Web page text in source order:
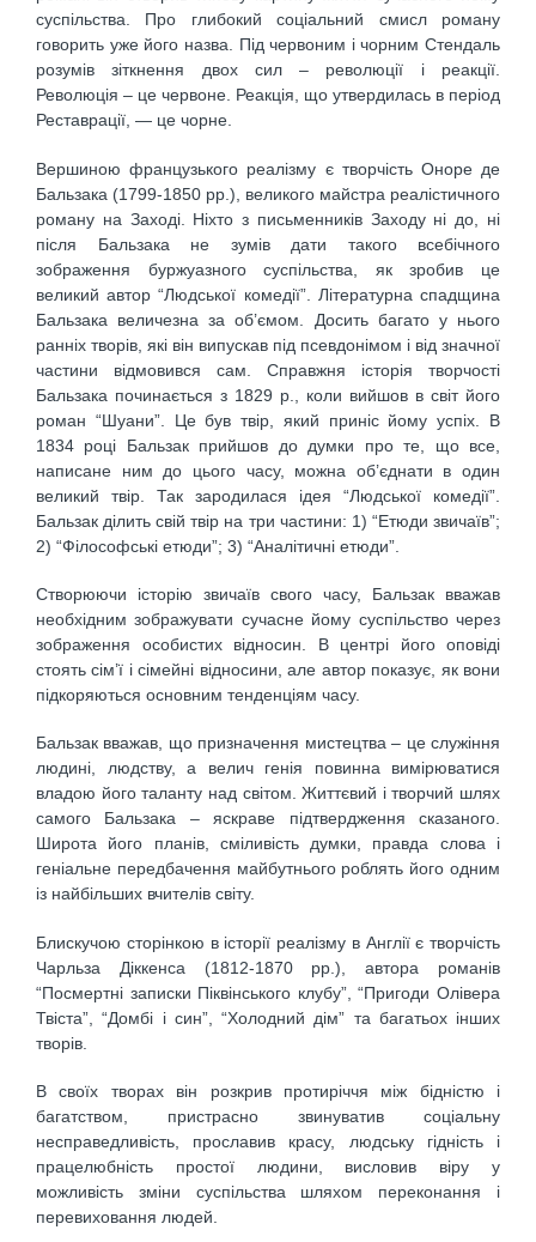
суспільства. Про глибокий соціальний смисл роману
говорить уже його назва. Під червоним і чорним Стендаль
розумів зіткнення двох сил – революції і реакції.
Революція – це червоне. Реакція, що утвердилась в період
Реставрації, — це чорне.
Вершиною французького реалізму є творчість Оноре де
Бальзака (1799-1850 рр.), великого майстра реалістичного
роману на Заході. Ніхто з письменників Заходу ні до, ні
після Бальзака не зумів дати такого всебічного
зображення буржуазного суспільства, як зробив це
великий автор “Людської комедії”. Літературна спадщина
Бальзака величезна за об’ємом. Досить багато у нього
ранніх творів, які він випускав під псевдонімом і від значної
частини відмовився сам. Справжня історія творчості
Бальзака починається з 1829 р., коли вийшов в світ його
роман “Шуани”. Це був твір, який приніс йому успіх. В
1834 році Бальзак прийшов до думки про те, що все,
написане ним до цього часу, можна об’єднати в один
великий твір. Так зародилася ідея “Людської комедії”.
Бальзак ділить свій твір на три частини: 1) “Етюди звичаїв”;
2) “Філософські етюди”; 3) “Аналітичні етюди”.
Створюючи історію звичаїв свого часу, Бальзак вважав
необхідним зображувати сучасне йому суспільство через
зображення особистих відносин. В центрі його оповіді
стоять сім’ї і сімейні відносини, але автор показує, як вони
підкоряються основним тенденціям часу.
Бальзак вважав, що призначення мистецтва – це служіння
людині, людству, а велич генія повинна вимірюватися
владою його таланту над світом. Життєвий і творчий шлях
самого Бальзака – яскраве підтвердження сказаного.
Широта його планів, сміливість думки, правда слова і
геніальне передбачення майбутнього роблять його одним
із найбільших вчителів світу.
Блискучою сторінкою в історії реалізму в Англії є творчість
Чарльза Діккенса (1812-1870 рр.), автора романів
“Посмертні записки Піквінського клубу”, “Пригоди Олівера
Твіста”, “Домбі і син”, “Холодний дім” та багатьох інших
творів.
В своїх творах він розкрив протиріччя між бідністю і
багатством, пристрасно звинуватив соціальну
несправедливість, прославив красу, людську гідність і
працелюбність простої людини, висловив віру у
можливість зміни суспільства шляхом переконання і
перевиховання людей.